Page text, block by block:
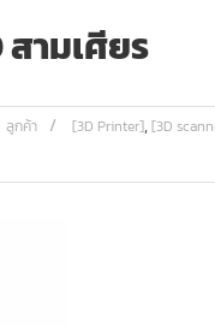
สามเศียร
ลูกค้า [3D Printer],[3D